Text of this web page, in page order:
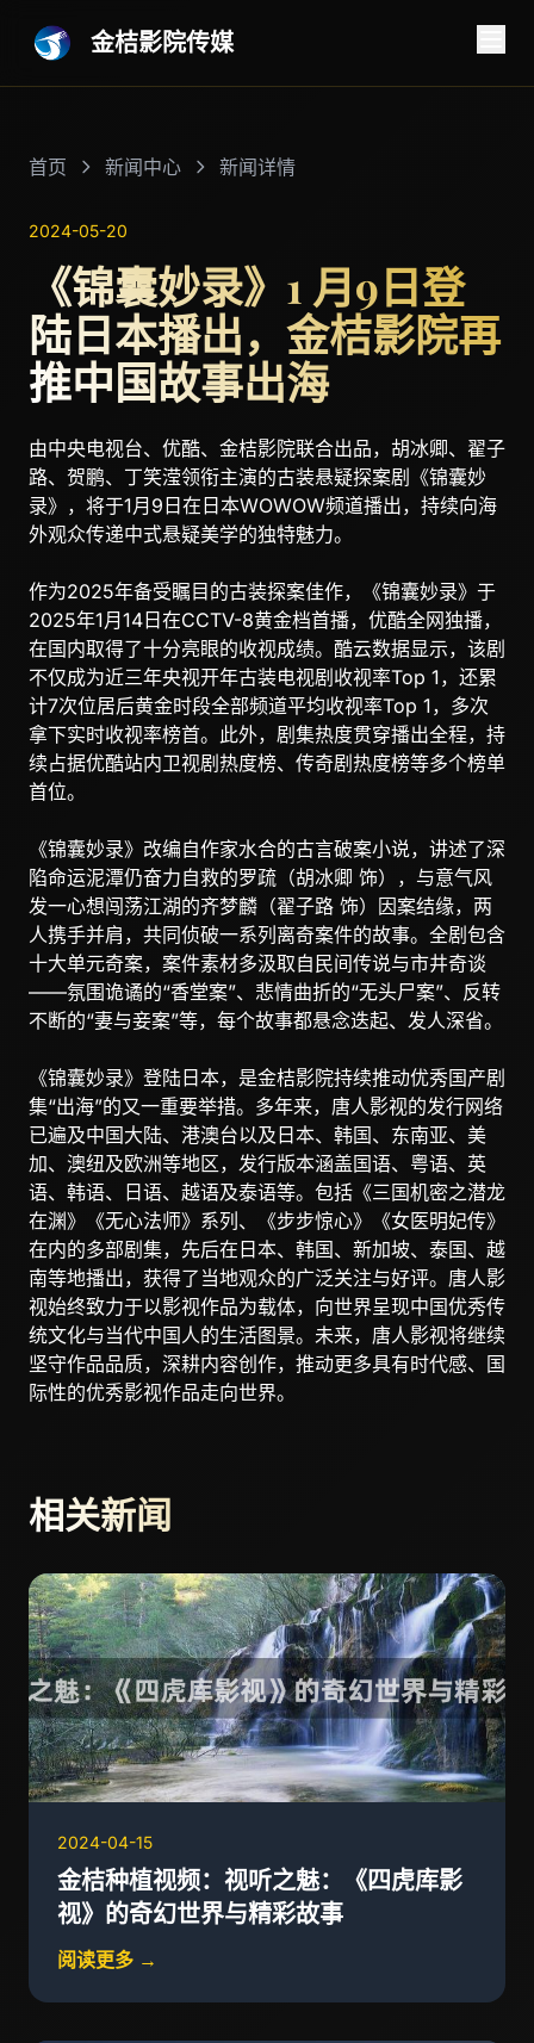
金桔影院传媒
首页 新闻中心 新闻详情
2024-05-20
《锦囊妙录》1 月9日登
陆日本播出，金桔影院再
推中国故事出海
由中央电视台、优酷、金桔影院联合出品，胡冰卿、翟子
路、贺鹏、丁笑滢领衔主演的古装悬疑探案剧《锦囊妙
录》，将于1月9日在日本WOWOW频道播出，持续向海
外观众传递中式悬疑美学的独特魅力。
作为2025年备受瞩目的古装探案佳作，《锦囊妙录》于
2025年1月14日在CCTV-8黄金档首播，优酷全网独播，
在国内取得了十分亮眼的收视成绩。酷云数据显示，该剧
不仅成为近三年央视开年古装电视剧收视率Top 1，还累
计7次位居后黄金时段全部频道平均收视率Top 1，多次
拿下实时收视率榜首。此外，剧集热度贯穿播出全程，持
续占据优酷站内卫视剧热度榜、传奇剧热度榜等多个榜单
首位。
《锦囊妙录》改编自作家水合的古言破案小说，讲述了深
陷命运泥潭仍奋力自救的罗疏（胡冰卿 饰），与意气风
发一心想闯荡江湖的齐梦麟（翟子路 饰）因案结缘，两
人携手并肩，共同侦破一系列离奇案件的故事。全剧包含
十大单元奇案，案件素材多汲取自民间传说与市井奇谈
——氛围诡谲的“香堂案”、悲情曲折的“无头尸案”、反转
不断的“妻与妾案”等，每个故事都悬念迭起、发人深省。
《锦囊妙录》登陆日本，是金桔影院持续推动优秀国产剧
集“出海”的又一重要举措。多年来，唐人影视的发行网络
已遍及中国大陆、港澳台以及日本、韩国、东南亚、美
加、澳纽及欧洲等地区，发行版本涵盖国语、粤语、英
语、韩语、日语、越语及泰语等。包括《三国机密之潜龙
在渊》《无心法师》系列、《步步惊心》《女医明妃传》
在内的多部剧集，先后在日本、韩国、新加坡、泰国、越
南等地播出，获得了当地观众的广泛关注与好评。唐人影
视始终致力于以影视作品为载体，向世界呈现中国优秀传
统文化与当代中国人的生活图景。未来，唐人影视将继续
坚守作品品质，深耕内容创作，推动更多具有时代感、国
际性的优秀影视作品走向世界。
相关新闻
2024-04-15
金桔种植视频：视听之魅：《四虎库影
视》的奇幻世界与精彩故事
阅读更多 →